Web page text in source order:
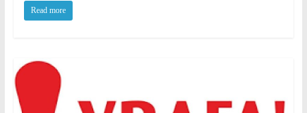
Read more